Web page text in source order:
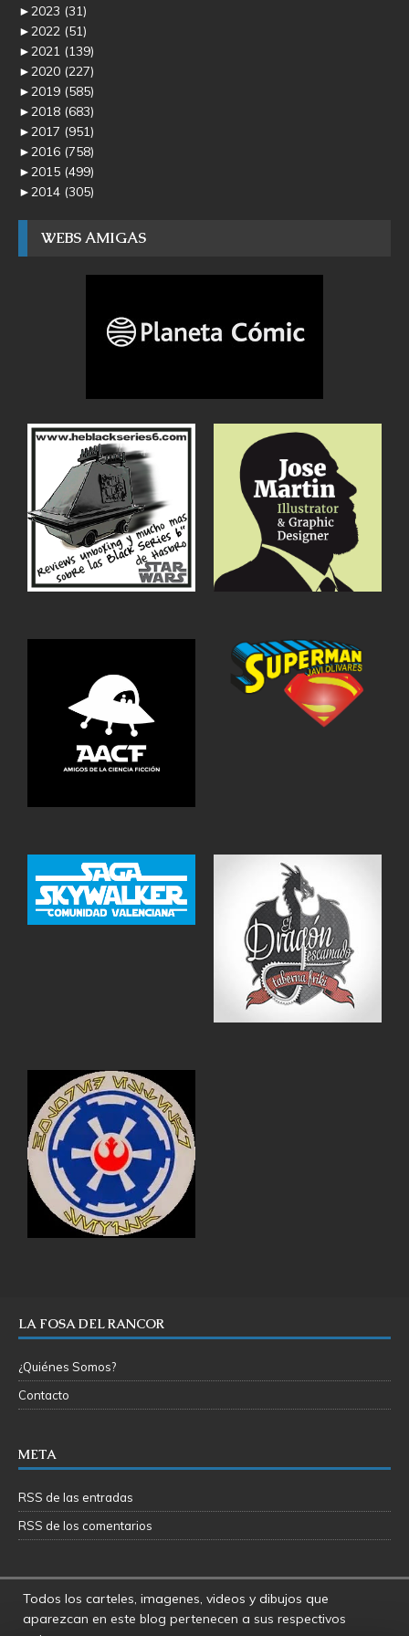
►2023 (31)
►2022 (51)
►2021 (139)
►2020 (227)
►2019 (585)
►2018 (683)
►2017 (951)
►2016 (758)
►2015 (499)
►2014 (305)
WEBS AMIGAS
LA FOSA DEL RANCOR
¿Quiénes Somos?
Contacto
META
RSS de las entradas
RSS de los comentarios
Todos los carteles, imagenes, videos y dibujos que
aparezcan en este blog pertenecen a sus respectivos